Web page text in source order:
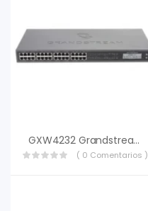
GXW4232 Grandstream
( 0 Comentarios )